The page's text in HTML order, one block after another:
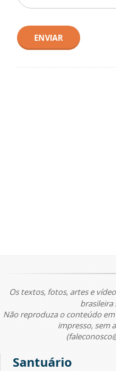
ENVIAR
Os textos, fotos, artes e
Não reproduza o conteúdo
impresso, sem
Santuário